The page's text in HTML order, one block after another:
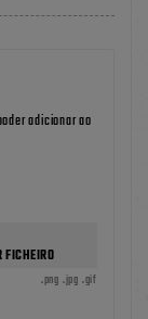
adicionar ao
FICHEIRO
.png .jpg .gif